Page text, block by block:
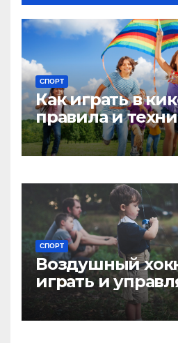
СПОРТ
Как играть в
правила и
СПОРТ
Воздушный
играть и
клюшкой